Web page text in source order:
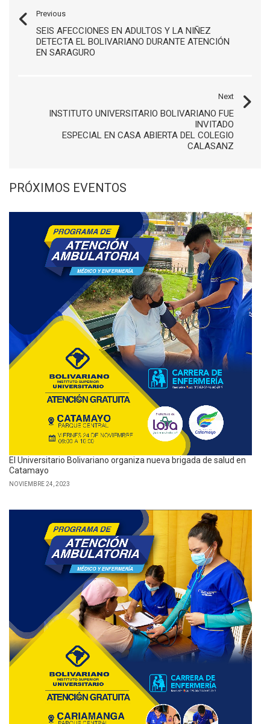
Previous
SEIS AFECCIONES EN ADULTOS Y LA NIÑEZ
DETECTA EL BOLIVARIANO DURANTE ATENCIÓN
EN SARAGURO
Next
INSTITUTO UNIVERSITARIO BOLIVARIANO FUE
INVITADO
ESPECIAL EN CASA ABIERTA DEL COLEGIO
CALASANZ
PRÓXIMOS EVENTOS
El Universitario Bolivariano organiza nueva brigada de salud en
Catamayo
NOVIEMBRE 24, 2023